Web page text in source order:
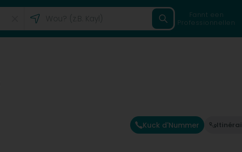
Fannt een
Professionnellen
Kuck d'Nummer